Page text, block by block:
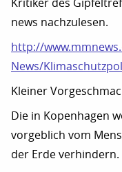
Kritiker des
news nachzulesen.
http://
News/
Kleiner
Die in Kopenhagen
vorgeblich vom
der Erde verhindern.